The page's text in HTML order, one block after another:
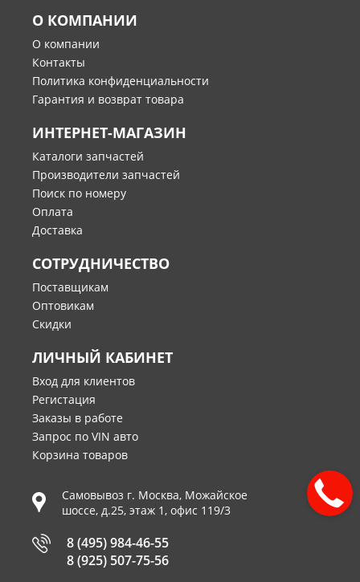
О КОМПАНИИ
О компании
Контакты
Политика конфиденциальности
Гарантия и возврат товара
ИНТЕРНЕТ-МАГАЗИН
Каталоги запчастей
Производители запчастей
Поиск по номеру
Оплата
Доставка
СОТРУДНИЧЕСТВО
Поставщикам
Оптовикам
Скидки
ЛИЧНЫЙ КАБИНЕТ
Вход для клиентов
Регистация
Заказы в работе
Запрос по VIN авто
Корзина товаров
Самовывоз г. Москва, Можайское
шоссе, д.25, этаж 1, офис 119/3
8 (495) 984-46-55
8 (925) 507-75-56